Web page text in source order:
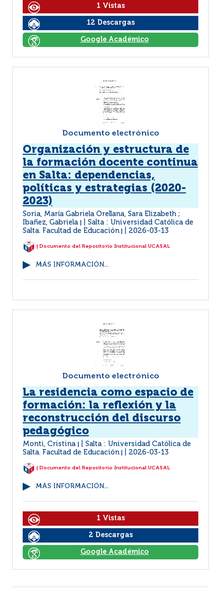
1 Vistas
12 Descargas
Google Académico
Documento electrónico
Organización y estructura de
la formación docente continua
en Salta: dependencias,
políticas y estrategias (2020-
2023)
Soria, María Gabriela Orellana, Sara Elizabeth ;
Ibañez, Gabriela
Salta : Universidad Católica de
Salta. Facultad de Educación
2026-03-13
| Documento del Repositorio Institucional UCASAL
MÁS INFORMACIÓN...
Documento electrónico
La residencia como espacio de
formación: la reflexión y la
reconstrucción del discurso
pedagógico
Monti, Cristina
Salta : Universidad Católica de
Salta. Facultad de Educación
2026-03-13
| Documento del Repositorio Institucional UCASAL
MÁS INFORMACIÓN...
1 Vistas
2 Descargas
Google Académico